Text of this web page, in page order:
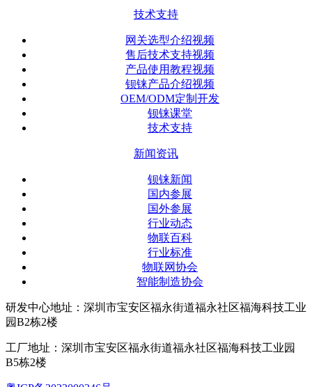
技术支持
网关选型介绍视频
售后技术支持视频
产品使用教程视频
钡铼产品介绍视频
OEM/ODM定制开发
钡铼课堂
技术支持
新闻资讯
钡铼新闻
国内参展
国外参展
行业动态
物联百科
行业标准
物联网协会
智能制造协会
研发中心地址：深圳市宝安区福永街道福永社区福海科技工业
园B2栋2楼
工厂地址：深圳市宝安区福永街道福永社区福海科技工业园
B5栋2楼